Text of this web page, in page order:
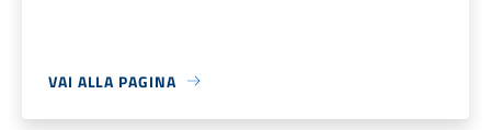
VAI ALLA PAGINA